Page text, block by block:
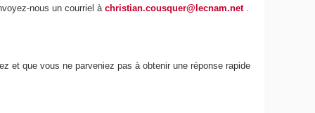
nous un courriel àchristian.cousquer@lecnam.net
et que vous ne parveniez pas à obtenir une réponse rapide